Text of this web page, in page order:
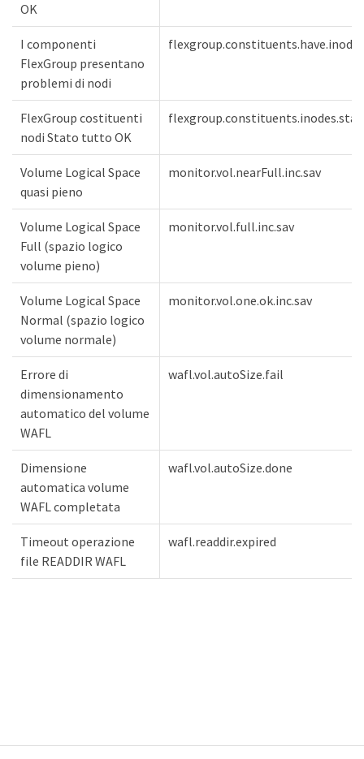
OK
I componenti
FlexGroup presentano
problemi di nodi
FlexGroup costituenti
nodi Stato tutto OK
Volume Logical Space
quasi pieno
monitor.vol.nearFull.inc.sav
Volume Logical Space
Full (spazio logico
volume pieno)
monitor.vol.full.inc.sav
Volume Logical Space
Normal (spazio logico
volume normale)
monitor.vol.one.ok.inc.sav
Errore di
dimensionamento
automatico del volume
WAFL
wafl.vol.autoSize.fail
Dimensione
automatica volume
WAFL completata
wafl.vol.autoSize.done
Timeout operazione
file READDIR WAFL
wafl.readdir.expired